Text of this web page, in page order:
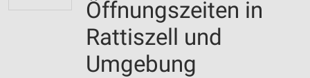
Öffnungszeiten in
Rattiszell und
Umgebung